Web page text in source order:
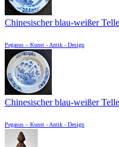
Chinesischer blau-weißer
Pegasus – Kunst - Antik - Design
Chinesischer blau-weißer
Pegasus – Kunst - Antik - Design